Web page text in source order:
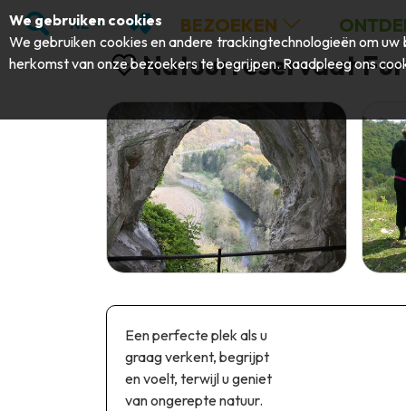
ZOEKEN
NL MIJN FAVORIETEN
BEZOEKEN
Natuurreservaat
Een perfecte plek als u
graag verkent, begrijpt
en voelt, terwijl u geniet
van ongerepte natuur.
We gebruiken cookies
We gebruiken cookies en andere trackingtechnologieën om
herkomst van onze bezoekers te begrijpen. Raadpleeg ons